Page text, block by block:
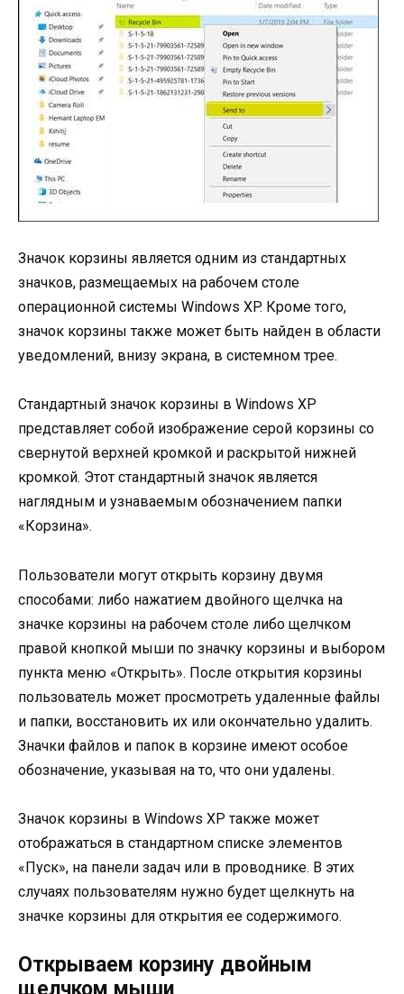
Значок корзины является одним из стандартных
значков, размещаемых на рабочем столе
операционной системы Windows XP. Кроме того,
значок корзины также может быть найден в области
уведомлений, внизу экрана, в системном трее.
Стандартный значок корзины в Windows XP
представляет собой изображение серой корзины со
свернутой верхней кромкой и раскрытой нижней
кромкой. Этот стандартный значок является
наглядным и узнаваемым обозначением папки
«Корзина».
Пользователи могут открыть корзину двумя
способами: либо нажатием двойного щелчка на
значке корзины на рабочем столе либо щелчком
правой кнопкой мыши по значку корзины и выбором
пункта меню «Открыть». После открытия корзины
пользователь может просмотреть удаленные файлы
и папки, восстановить их или окончательно удалить.
Значки файлов и папок в корзине имеют особое
обозначение, указывая на то, что они удалены.
Значок корзины в Windows XP также может
отображаться в стандартном списке элементов
«Пуск», на панели задач или в проводнике. В этих
случаях пользователям нужно будет щелкнуть на
значке корзины для открытия ее содержимого.
Открываем корзину двойным
щелчком мыши